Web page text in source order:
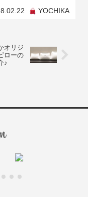
ール ヴァッシYOCHIKA
オリジ
ローの
♪